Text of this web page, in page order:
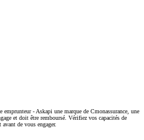
- Askapi une marque de Cmonassurance, une
et doit être remboursé. Vérifiez vos capacités de
avant de vous engager.